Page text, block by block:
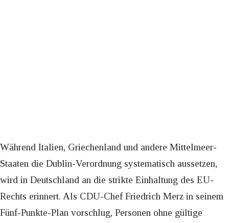
Während Italien, Griechenland und andere Mittelmeer-
Staaten die Dublin-Verordnung systematisch aussetzen,
wird in Deutschland an die strikte Einhaltung des EU-
Rechts erinnert. Als CDU-Chef Friedrich Merz in seinem
Fünf-Punkte-Plan vorschlug, Personen ohne gültige